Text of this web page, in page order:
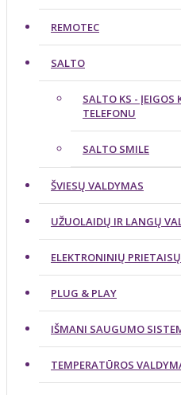
REMOTEC
SALTO
SALTO KS - ĮEIGOS
TELEFONU
SALTO SMILE
ŠVIESŲ VALDYMAS
UŽUOLAIDŲ IR LANGŲ
ELEKTRONINIŲ
PLUG & PLAY
IŠMANI SAUGUMO
TEMPERATŪROS